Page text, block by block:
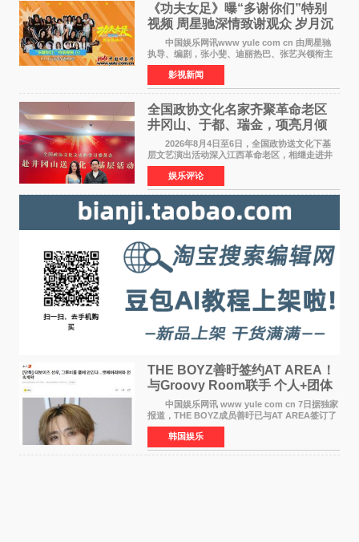
《功夫女足》曝“多谢你们”特别
视频 周星驰深情致谢观众 岁月沉
淀不灭初心
中国娱乐网讯www yule com cn 由周星驰
执导、编剧，张小斐、迪丽热巴、张艺兴领衔主
演，刘嘉玲、佐藤健特别出演，艾米、雪野、蔡
思贝、胡予安、倪好特别介绍的喜剧电影《功夫
女足》释出多谢你
影视新闻
全国政协文化名家齐聚革命老区
井冈山、于都、瑞金，项亮月倾
情献唱《桃花谣》致敬红色沃土
2026年8月4日至6日，全国政协送文化下基
层文艺演出活动深入江西革命老区，相继走进井
冈山、于都长征出发地、瑞金三地。由全国政协
文化文史和学习委员会副主任、甘肃省政协原主
席欧阳坚率团，一
娱乐评论
THE BOYZ善旴签约AT AREA！
与Groovy Room联手 个人+团体
活动并行
中国娱乐网讯 www yule com cn 7日据独家
报道，THE BOYZ成员善旴已与AT AREA签订了
专属合约。AT AREA是由知名制作人组合
Groovy Room创立的hip-hop厂牌，旗下拥有多
位实力派音乐人，在韩
韩国娱乐